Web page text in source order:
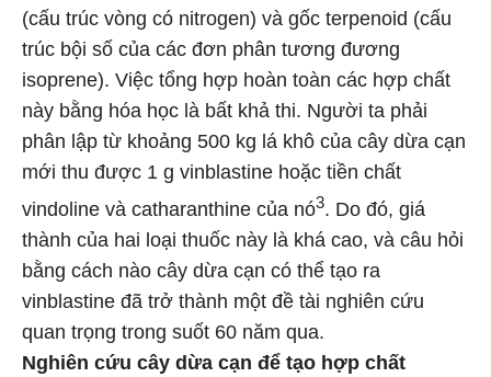
(cấu trúc vòng có nitrogen) và gốc terpenoid (cấu
trúc bội số của các đơn phân tương đương
isoprene). Việc tổng hợp hoàn toàn các hợp chất
này bằng hóa học là bất khả thi. Người ta phải
phân lập từ khoảng 500 kg lá khô của cây dừa cạn
mới thu được 1 g vinblastine hoặc tiền chất
vindoline và catharanthine của nó3. Do đó, giá
thành của hai loại thuốc này là khá cao, và câu hỏi
bằng cách nào cây dừa cạn có thể tạo ra
vinblastine đã trở thành một đề tài nghiên cứu
quan trọng trong suốt 60 năm qua.
Nghiên cứu cây dừa cạn để tạo hợp chất